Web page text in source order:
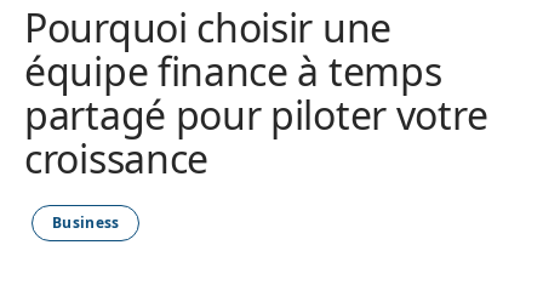
Pourquoi choisir une
équipe finance à temps
partagé pour piloter votre
croissance
Business